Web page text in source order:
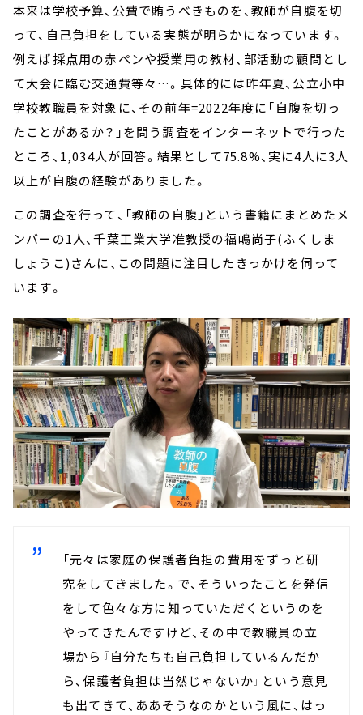
本来は学校予算、公費で賄うべきものを、教師が自腹を切
って、自己負担をしている実態が明らかになっています。
例えば採点用の赤ペンや授業用の教材、部活動の顧問とし
て大会に臨む交通費等々…。具体的には昨年夏、公立小中
学校教職員を対象に、その前年=2022年度に「自腹を切っ
たことがあるか？」を問う調査をインターネットで行った
ところ、1,034人が回答。結果として75.8%、実に4人に3人
以上が自腹の経験がありました。
この調査を行って、「教師の自腹」という書籍にまとめたメ
ンバーの1人、千葉工業大学准教授の福嶋尚子(ふくしま
しょうこ)さんに、この問題に注目したきっかけを伺って
います。
「元々は家庭の保護者負担の費用をずっと研
究をしてきました。で、そういったことを発信
をして色々な方に知っていただくというのを
やってきたんですけど、その中で教職員の立
場から『自分たちも自己負担しているんだか
ら、保護者負担は当然じゃないか』という意見
も出てきて、ああそうなのかという風に、はっ